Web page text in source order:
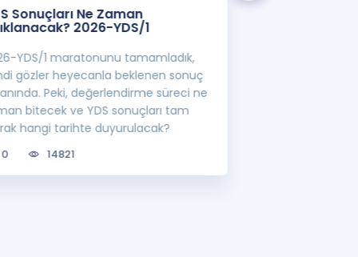
Sonuçları Ne Zaman
2026-YDS/1
YDS/1 maratonunu tamamladık,
gözler heyecanla beklenen sonuç
Peki, değerlendirme süreci ne
bitecek ve YDS sonuçları tam
hangi tarihte duyurulacak?
0 14821